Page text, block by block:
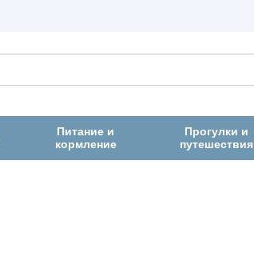
Питание и
кормление
Прогулки и
путешествия